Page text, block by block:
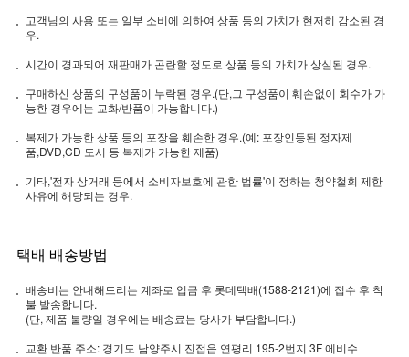
고객님의 사용 또는 일부 소비에 의하여 상품 등의 가치가 현저히 감소된 경
우.
시간이 경과되어 재판매가 곤란할 정도로 상품 등의 가치가 상실된 경우.
구매하신 상품의 구성품이 누락된 경우.(단,그 구성품이 훼손없이 회수가 가
능한 경우에는 교화/반품이 가능합니다.)
복제가 가능한 상품 등의 포장을 훼손한 경우.(예: 포장인등된 정자제
품,DVD,CD 도서 등 복제가 가능한 제품)
기타,'전자 상거래 등에서 소비자보호에 관한 법률'이 정하는 청약철회 제한
사유에 해당되는 경우.
택배 배송방법
배송비는 안내해드리는 계좌로 입금 후 롯데택배(1588-2121)에 접수 후 착
불 발송합니다.
(단, 제품 불량일 경우에는 배송료는 당사가 부담합니다.)
교환 반품 주소: 경기도 남양주시 진접읍 연평리 195-2번지 3F 에비수